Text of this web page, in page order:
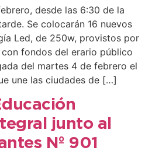
desde las 6:30 de la
Se colocarán 16 nuevos
Led, de 250w, provistos por
fondos del erario público
del martes 4 de febrero el
une las ciudades de […]
junto al
Nº 901